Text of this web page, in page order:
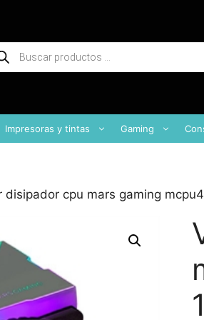
Impresoras y tintas Gaming
disipador cpu mars gaming